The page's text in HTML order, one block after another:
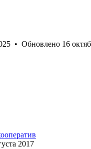
• Обновлено 16
2017